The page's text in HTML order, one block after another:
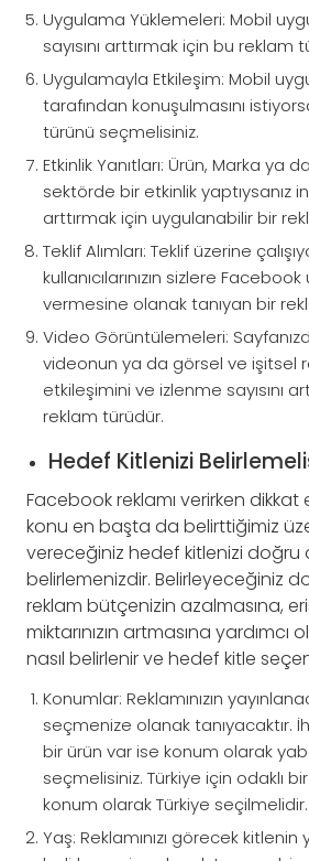
Uygulama Yüklemeleri: Mobil
sayısını arttırmak için bu reklam
Uygulamayla Etkileşim: Mobil
tarafından konuşulmasını
türünü seçmelisiniz.
Etkinlik Yanıtları: Ürün, Marka ya
sektörde bir etkinlik yaptıysanız
arttırmak için uygulanabilir bir
Teklif Alımları: Teklif üzerine
kullanıcılarınızın sizlere
vermesine olanak tanıyan bir
Video Görüntülemeleri:
videonun ya da görsel ve işitsel
etkileşimini ve izlenme sayısını
reklam türüdür.
Hedef Kitlenizi
Facebook reklamı verirken dikkat
konu en başta da belirttiğimiz
vereceğiniz hedef kitlenizi doğru
belirlemenizdir. Belirleyeceğiniz
reklam bütçenizin azalmasına,
miktarınızın artmasına yardımcı
nasıl belirlenir ve hedef kitle
Konumlar: Reklamınızın
seçmenize olanak tanıyacaktır.
bir ürün var ise konum olarak
seçmelisiniz. Türkiye için odaklı
konum olarak Türkiye seçilmelidir.
Yaş: Reklamınızı görecek kitlenin